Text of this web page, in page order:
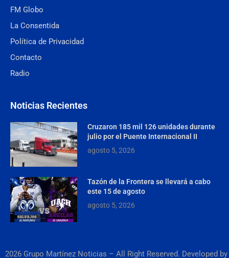
FM Globo
La Consentida
Política de Privacidad
Contacto
Radio
Noticias Recientes
Cruzaron 185 mil 126 unidades durante
julio por el Puente Internacional II
agosto 5, 2026
Tazón de la Frontera se llevará a cabo
este 15 de agosto
agosto 5, 2026
2026 Grupo Martínez Noticias – All Right Reserved. Developed by